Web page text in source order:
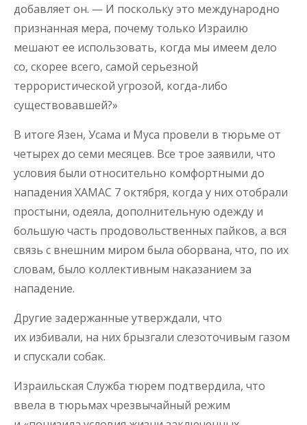
добавляет он. — И поскольку это международно
признанная мера, почему только Израилю
мешают ее использовать, когда мы имеем дело
со, скорее всего, самой серьезной
террористической угрозой, когда-либо
существовавшей?»
В итоге Язен, Усама и Муса провели в тюрьме от
четырех до семи месяцев. Все трое заявили, что
условия были относительно комфортными до
нападения ХАМАС 7 октября, когда у них отобрали
простыни, одеяла, дополнительную одежду и
большую часть продовольственных пайков, а вся
связь с внешним миром была оборвана, что, по их
словам, было коллективным наказанием за
нападение.
Другие задержанные утверждали, что
их избивали, на них брызгали слезоточивым газом
и спускали собак.
Израильская Служба тюрем подтвердила, что
ввела в тюрьмах чрезвычайный режим